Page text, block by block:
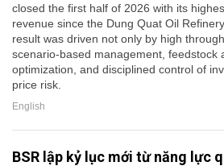
closed the first half of 2026 with its
revenue since the Dung Quat Oil
result was driven not only by high
scenario-based management, feedstock
optimization, and disciplined control of
price risk.
English
BSR lập kỷ lục mới từ năng lực